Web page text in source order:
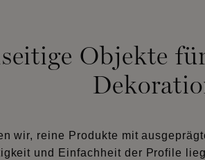
Objekte
wir, reine Produkte mit
und Einfachheit der Profile